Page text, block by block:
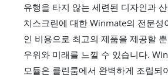
유행을 타지 않는 세련된 디자인과
치스크린에 대한 Winmate의 전문성
인 비용으로 최고의 제품을 제공할
우위와 미래를 느낄 수 있습니다.
모듈은 클린룸에서 완벽하게 조립되